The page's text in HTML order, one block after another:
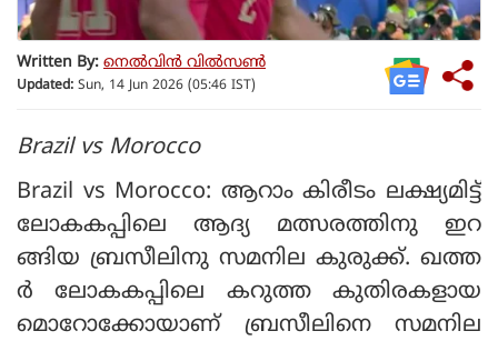
Written By: നെൽവിൻ വിൽസൺ
Updated: Sun, 14 Jun 2026 (05:46 IST)
Brazil vs Morocco
Brazil vs Morocco: ആറാം കിരീടം ലക്ഷ്യമിട്ട്
ലോകകപ്പിലെ ആദ്യ മത്സരത്തിനു ഇറ
ങ്ങിയ ബ്രസീലിനു സമനില കുരുക്ക്. ഖത്ത
ർ ലോകകപ്പിലെ കറുത്ത കുതിരകളായ
മൊറോക്കോയാണ് ബ്രസീലിനെ സമനില